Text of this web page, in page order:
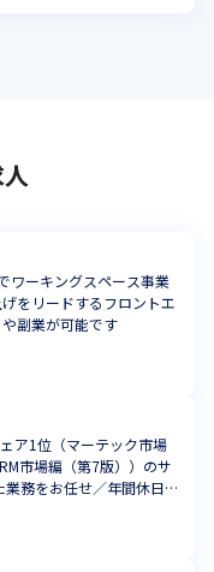
ワーキングスペース事業
をリードするフロントエ
副業が可能です
ア1位（マーテック市場
市場編（第7版））のサ
務をお任せ／年間休日1